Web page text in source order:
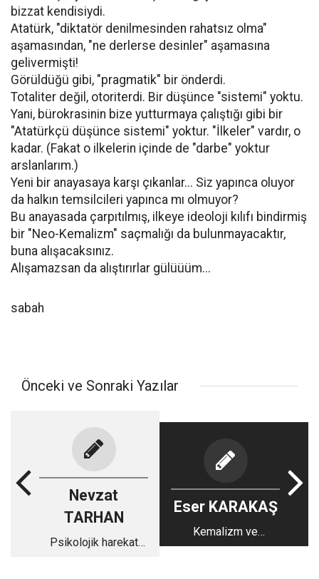
bizzat kendisiydi.
Atatürk, "diktatör denilmesinden rahatsız olma"
aşamasından, "ne derlerse desinler" aşamasına
gelivermişti!
Görüldüğü gibi, "pragmatik" bir önderdi.
Totaliter değil, otoriterdi. Bir düşünce "sistemi" yoktu.
Yani, bürokrasinin bize yutturmaya çalıştığı gibi bir
"Atatürkçü düşünce sistemi" yoktur. "İlkeler" vardır, o
kadar. (Fakat o ilkelerin içinde de "darbe" yoktur
arslanlarım.)
Yeni bir anayasaya karşı çıkanlar... Siz yapınca oluyor
da halkın temsilcileri yapınca mı olmuyor?
Bu anayasada çarpıtılmış, ilkeye ideoloji kılıfı bindirmiş
bir "Neo-Kemalizm" saçmalığı da bulunmayacaktır,
buna alışacaksınız.
Alışamazsan da alıştırırlar gülüüüm...
sabah
Önceki ve Sonraki Yazılar
Nevzat
TARHAN
Psikolojik harekat
Eser KARAKAŞ
Kemalizm ve
demokrasi